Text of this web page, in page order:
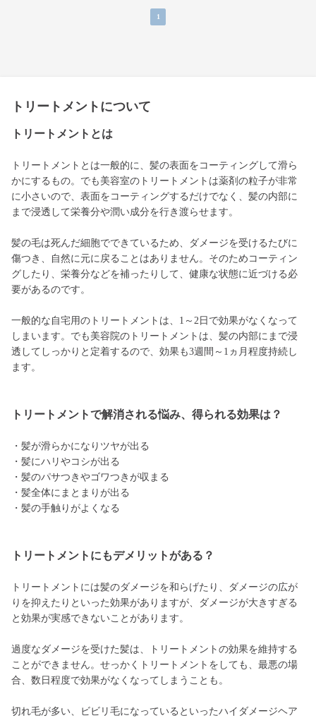
1
トリートメントについて
トリートメントとは
トリートメントとは一般的に、髪の表面をコーティングして滑ら
かにするもの。でも美容室のトリートメントは薬剤の粒子が非常
に小さいので、表面をコーティングするだけでなく、髪の内部に
まで浸透して栄養分や潤い成分を行き渡らせます。
髪の毛は死んだ細胞でできているため、ダメージを受けるたびに
傷つき、自然に元に戻ることはありません。そのためコーティン
グしたり、栄養分などを補ったりして、健康な状態に近づける必
要があるのです。
一般的な自宅用のトリートメントは、1～2日で効果がなくなって
しまいます。でも美容院のトリートメントは、髪の内部にまで浸
透してしっかりと定着するので、効果も3週間～1ヵ月程度持続し
ます。
トリートメントで解消される悩み、得られる効果は？
・髪が滑らかになりツヤが出る
・髪にハリやコシが出る
・髪のパサつきやゴワつきが収まる
・髪全体にまとまりが出る
・髪の手触りがよくなる
トリートメントにもデメリットがある？
トリートメントには髪のダメージを和らげたり、ダメージの広が
りを抑えたりといった効果がありますが、ダメージが大きすぎる
と効果が実感できないことがあります。
過度なダメージを受けた髪は、トリートメントの効果を維持する
ことができません。せっかくトリートメントをしても、最悪の場
合、数日程度で効果がなくなってしまうことも。
切れ毛が多い、ビビリ毛になっているといったハイダメージヘア